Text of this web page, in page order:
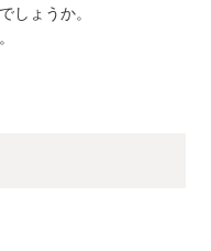
しょうか。